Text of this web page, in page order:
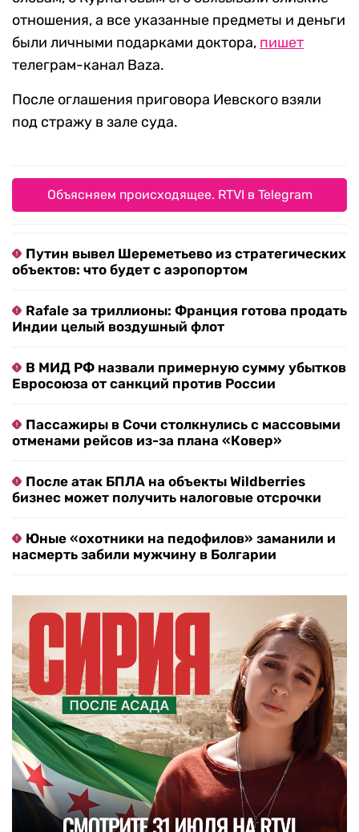
отношения, а все указанные предметы и деньги
были личными подарками доктора, пишет
телеграм-канал Baza.
После оглашения приговора Иевского взяли
под стражу в зале суда.
Объясняем происходящее. RTVI в Telegram
Путин вывел Шереметьево из стратегических
объектов: что будет с аэропортом
Rafale за триллионы: Франция готова продать
Индии целый воздушный флот
В МИД РФ назвали примерную сумму убытков
Евросоюза от санкций против России
Пассажиры в Сочи столкнулись с массовыми
отменами рейсов из-за плана «Ковер»
После атак БПЛА на объекты Wildberries
бизнес может получить налоговые отсрочки
Юные «охотники на педофилов» заманили и
насмерть забили мужчину в Болгарии